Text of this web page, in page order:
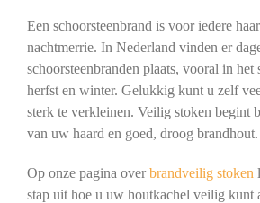
Een schoorsteenbrand is voor iedere
nachtmerrie. In Nederland vinden er
schoorsteenbranden plaats, vooral in het
herfst en winter. Gelukkig kunt u zelf
sterk te verkleinen. Veilig stoken begint
van uw haard en goed, droog brandhout.
Op onze pagina overbrandveilig stoken
stap uit hoe u uw houtkachel veilig kunt